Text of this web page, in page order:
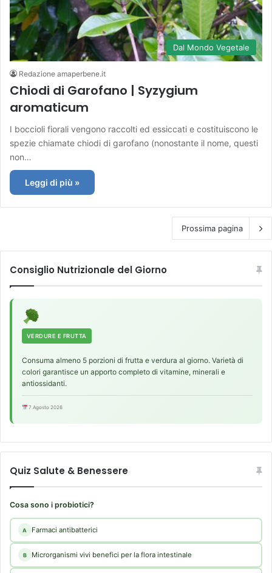
Dal Mondo Vegetale
Redazione amaperbene.it
Chiodi di Garofano | Syzygium
aromaticum
I boccioli fiorali vengono raccolti ed essiccati e costituiscono le
spezie chiamate chiodi di garofano (nonostante il nome, questi
non…
Leggi di più »
Prossima pagina
Consiglio Nutrizionale del Giorno
VERDURE E FRUTTA
Consuma almeno 5 porzioni di frutta e verdura al giorno. Varietà di
colori garantisce un apporto completo di vitamine, minerali e
antiossidanti.
7 Agosto 2026
Quiz Salute & Benessere
Cosa sono i probiotici?
A Farmaci antibatterici
B Microrganismi vivi benefici per la flora intestinale